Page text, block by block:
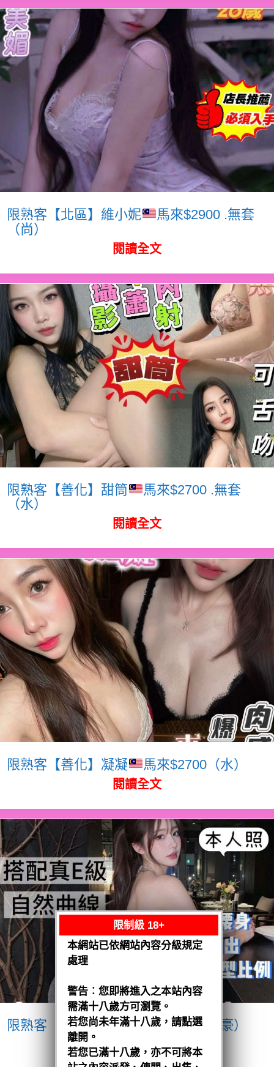
限熟客【北區】維小妮
馬來$2900 .無套
（尚）
閱讀全文
限熟客【善化】甜筒
馬來$2700 .無套
（水）
閱讀全文
限熟客【善化】凝凝 馬來$2700（水）
閱讀全文
限熟客【南區】愛紗 越南$3200（豪）
閱讀全文
限制級 18+
本網站已依網站內容分級規定
處理
警告︰您即將進入之本站內容
需滿十八歲方可瀏覽。
若您尚未年滿十八歲，請點選
離開。
若您已滿十八歲，亦不可將本